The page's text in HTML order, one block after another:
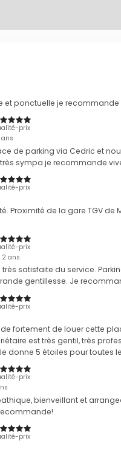
et ponctuelle je recommande
prix
de parking via Cedric et
sympa je recommande
prix
Proximité de la gare TGV
prix
ans
satisfaite du service.
gentillesse. Je
prix
fortement de louer cette
est très gentil, très
donne 5 étoiles pour toutes
prix
bienveillant et
prix